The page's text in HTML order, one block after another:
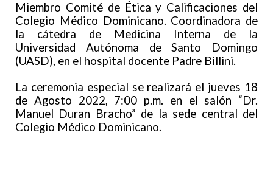
Miembro Comité de Ética y Calificaciones del
Colegio Médico Dominicano. Coordinadora de
la cátedra de Medicina Interna de la
Universidad Autónoma de Santo Domingo
(UASD), en el hospital docente Padre Billini.
La ceremonia especial se realizará el jueves 18
de Agosto 2022, 7:00 p.m. en el salón “Dr.
Manuel Duran Bracho” de la sede central del
Colegio Médico Dominicano.